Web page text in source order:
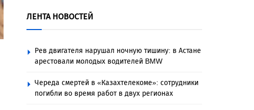
ЛЕНТА НОВОСТЕЙ
Рев двигателя нарушал ночную тишину: в Астане
арестовали молодых водителей BMW
Череда смертей в «Казахтелекоме»: сотрудники
погибли во время работ в двух регионах